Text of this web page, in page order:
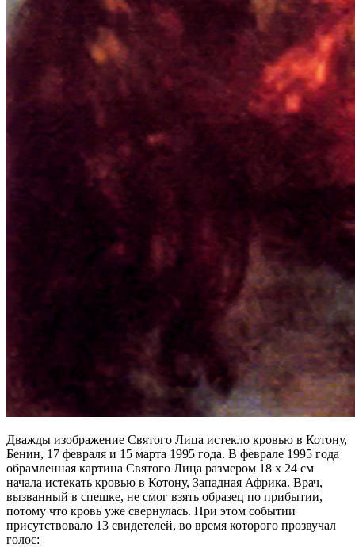
Дважды изображение Святого Лица истекло кровью в Котону,
Бенин, 17 февраля и 15 марта 1995 года. В феврале 1995 года
обрамленная картина Святого Лица размером 18 x 24 см
начала истекать кровью в Котону, Западная Африка. Врач,
вызванный в спешке, не смог взять образец по прибытии,
потому что кровь уже свернулась. При этом событии
присутствовало 13 свидетелей, во время которого прозвучал
голос: